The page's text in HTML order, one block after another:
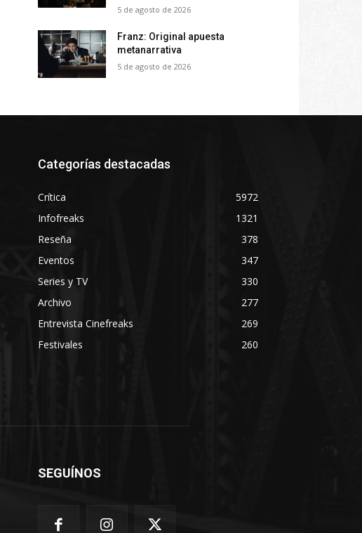
5 de agosto de 2026
Franz: Original apuesta
metanarrativa
5 de agosto de 2026
Categorías destacadas
Crítica
5972
Infofreaks
1321
Reseña
378
Eventos
347
Series y TV
330
Archivo
277
Entrevista Cinefreaks
269
Festivales
260
SEGUÍNOS